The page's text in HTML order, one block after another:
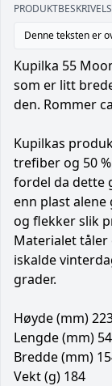
Denne teksten er
Kupilka 55
som er litt
den. Rommer
Kupilkas
trefiber og 50
fordel da dette
enn plast
og flekker slik
Materialet tåler
iskalde
grader.
Høyde (mm)
Lengde (mm) 54
Bredde (mm)
Vekt (g) 184